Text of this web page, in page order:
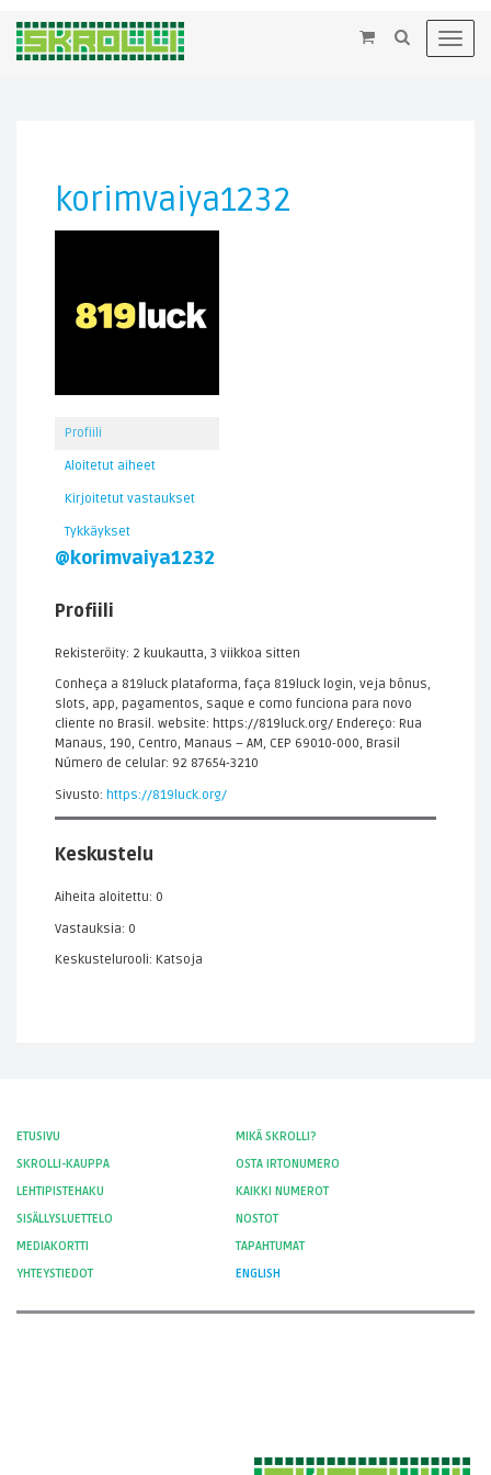
×
korimvaiya1232
Profiili
Aloitetut aiheet
Kirjoitetut vastaukset
Tykkäykset
@korimvaiya1232
Profiili
Rekisteröity: 2 kuukautta, 3 viikkoa sitten
Conheça a 819luck plataforma, faça 819luck login, veja bônus,
slots, app, pagamentos, saque e como funciona para novo
cliente no Brasil. website: https://819luck.org/ Endereço: Rua
Manaus, 190, Centro, Manaus – AM, CEP 69010-000, Brasil
Número de celular: 92 87654-3210
Sivusto: https://819luck.org/
Keskustelu
Aiheita aloitettu: 0
Vastauksia: 0
Keskustelurooli: Katsoja
ETUSIVU
MIKÄ SKROLLI?
SKROLLI-KAUPPA
OSTA IRTONUMERO
LEHTIPISTEHAKU
KAIKKI NUMEROT
SISÄLLYSLUETTELO
NOSTOT
MEDIAKORTTI
TAPAHTUMAT
YHTEYSTIEDOT
ENGLISH